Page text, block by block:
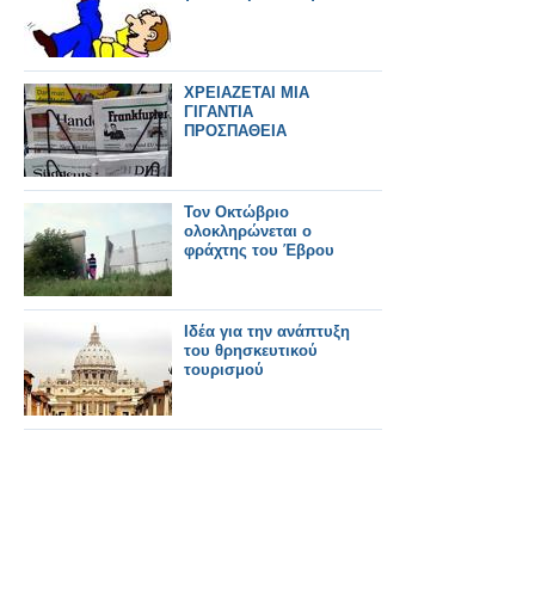
ΧΡΕΙΑΖΕΤΑΙ ΜΙΑ
ΓΙΓΑΝΤΙΑ
ΠΡΟΣΠΑΘΕΙΑ
Τον Οκτώβριο
ολοκληρώνεται ο
φράχτης του Έβρου
Ιδέα για την ανάπτυξη
του θρησκευτικού
τουρισμού